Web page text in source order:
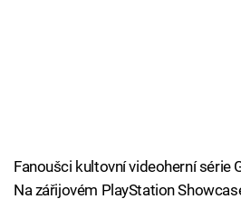
Fanoušci kultovní videoherní série
Na zářijovém PlayStation